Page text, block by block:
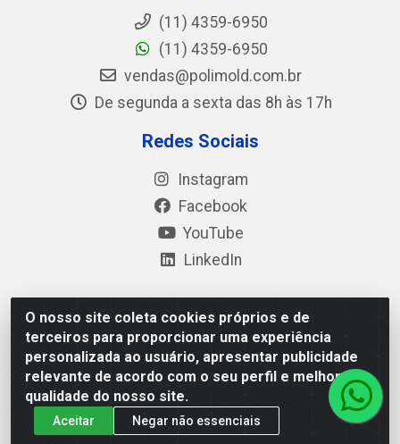
O nosso site coleta cookies próprios e de
terceiros para proporcionar uma experiência
personalizada ao usuário, apresentar publicidade
relevante de acordo com o seu perfil e melhorar a
qualidade do nosso site.
Aceitar
Negar não essenciais
(11) 4359-6950
(11) 4359-6950
vendas@polimold.com.br
De segunda a sexta das 8h às 17h
Redes Sociais
Instagram
Facebook
YouTube
LinkedIn
Polimold Industrial Ltda - Estrada dos Casa, 4585 – São
Bernardo do Campo / SP – CEP: 09.840-000 - CNPJ
44.106.466/0001-41